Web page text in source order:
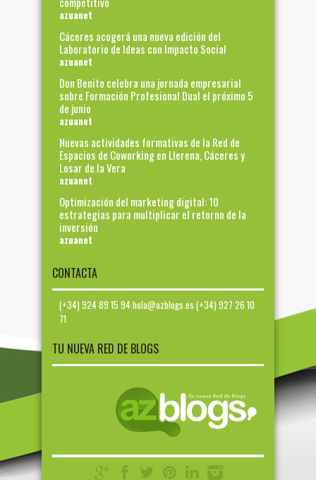
azuanet
Cáceres acogerá una nueva edición del
Laboratorio de Ideas con Impacto Social
azuanet
Don Benito celebra una jornada empresarial
sobre Formación Profesional Dual el próximo 5
de junio
azuanet
Nuevas actividades formativas de la Red de
Espacios de Coworking en Llerena, Cáceres y
Losar de la Vera
azuanet
Optimización del marketing digital: 10
estrategias para multiplicar el retorno de la
inversión
azuanet
CONTACTA
(+34) 924 89 15 94 hola@azblogs.es (+34) 927 26 10
71
TU NUEVA RED DE BLOGS